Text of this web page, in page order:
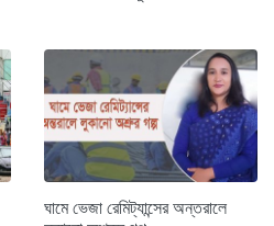
ঘামে ভেজা রেমিট্যান্সের অন্তরালে